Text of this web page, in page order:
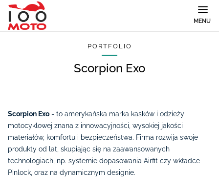
MENU
PORTFOLIO
Scorpion Exo
Scorpion Exo - to amerykańska marka kasków i odzieży
motocyklowej znana z innowacyjności, wysokiej jakości
materiałów, komfortu i bezpieczeństwa. Firma rozwija swoje
produkty od lat, skupiając się na zaawansowanych
technologiach, np. systemie dopasowania Airfit czy wkładce
Pinlock, oraz na dynamicznym designie.